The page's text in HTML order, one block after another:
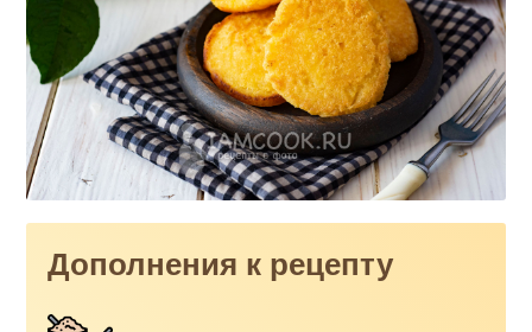
Дополнения к рецепту